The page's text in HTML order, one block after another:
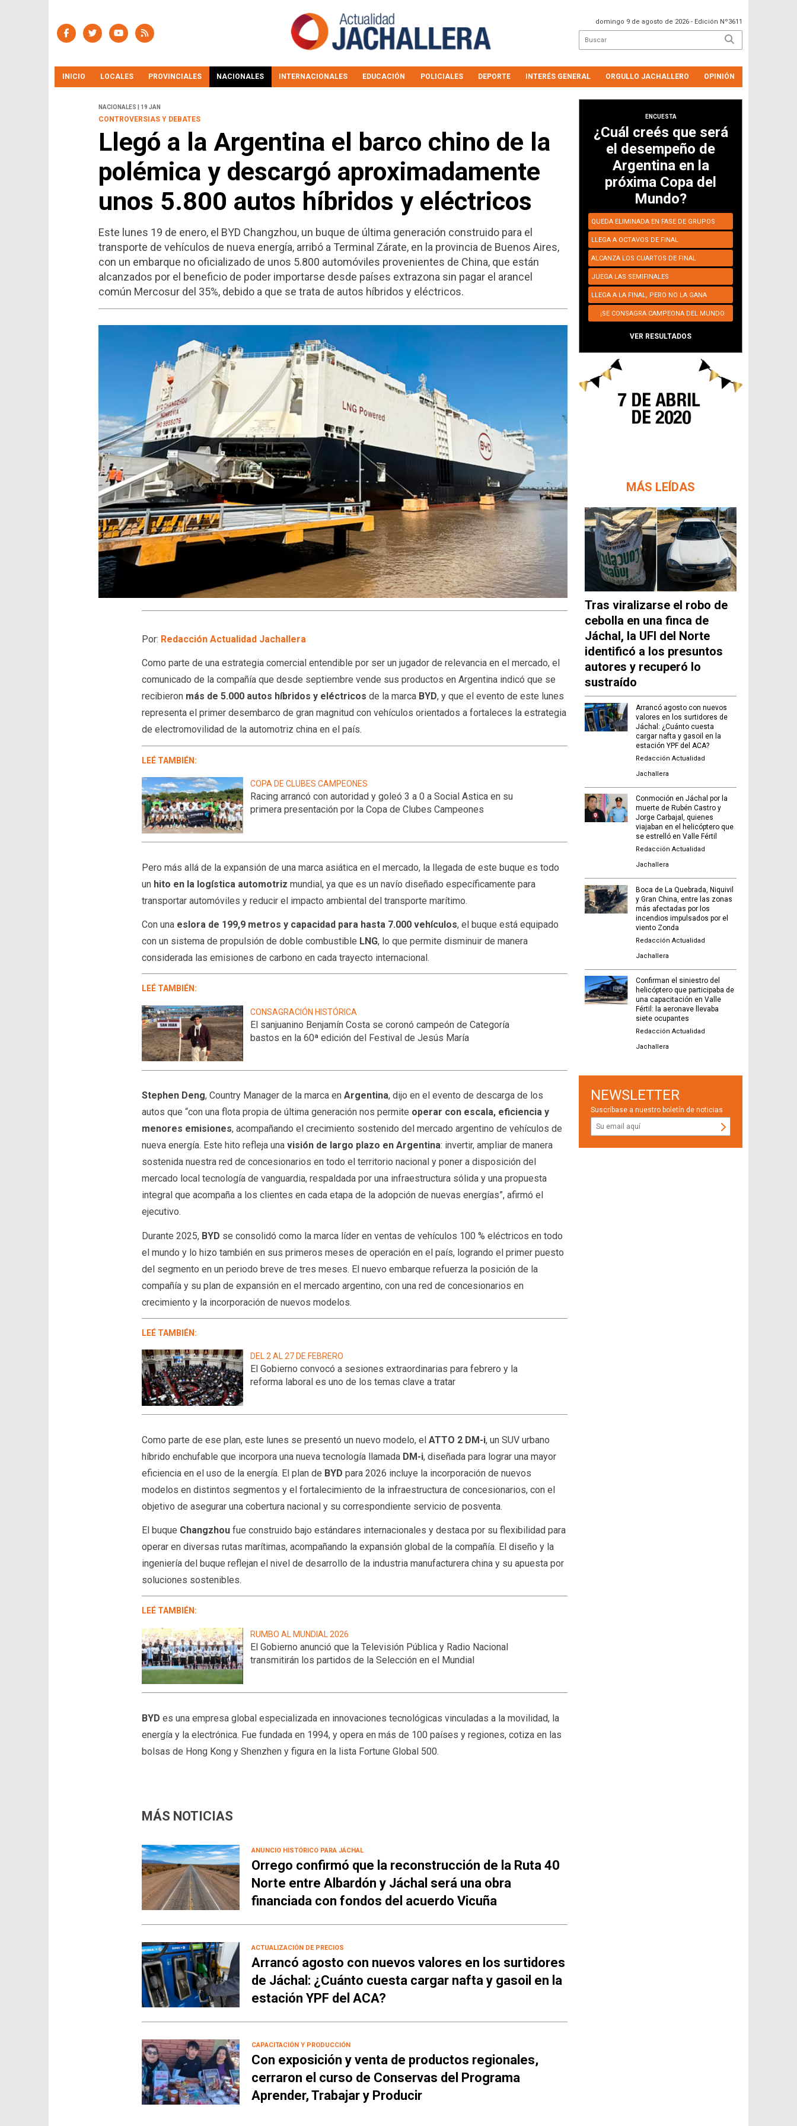
domingo 9 de agosto de 2026 - Edición Nº3611
INICIO LOCALES PROVINCIALES NACIONALES INTERNACIONALES EDUCACIÓN POLICIALES DEPORTE INTERÉS GENERAL ORGULLO JACHALLERO OPINIÓN
NACIONALES | 19 JAN
CONTROVERSIAS Y DEBATES
Llegó a la Argentina el barco chino de la
polémica y descargó aproximadamente
unos 5.800 autos híbridos y eléctricos
Este lunes 19 de enero, el BYD Changzhou, un buque de última generación construido para el
transporte de vehículos de nueva energía, arribó a Terminal Zárate, en la provincia de Buenos Aires,
con un embarque no oficializado de unos 5.800 automóviles provenientes de China, que están
alcanzados por el beneficio de poder importarse desde países extrazona sin pagar el arancel
común Mercosur del 35%, debido a que se trata de autos híbridos y eléctricos.
Por: Redacción Actualidad Jachallera
Como parte de una estrategia comercial entendible por ser un jugador de relevancia en el mercado, el
comunicado de la compañía que desde septiembre vende sus productos en Argentina indicó que se
recibieron más de 5.000 autos híbridos y eléctricos de la marca BYD, y que el evento de este lunes
representa el primer desembarco de gran magnitud con vehículos orientados a fortaleces la estrategia
de electromovilidad de la automotriz china en el país.
LEÉ TAMBIÉN:
COPA DE CLUBES CAMPEONES
Racing arrancó con autoridad y goleó 3 a 0 a Social Astica en su
primera presentación por la Copa de Clubes Campeones
Pero más allá de la expansión de una marca asiática en el mercado, la llegada de este buque es todo
un hito en la logística automotriz mundial, ya que es un navío diseñado específicamente para
transportar automóviles y reducir el impacto ambiental del transporte marítimo.
Con una eslora de 199,9 metros y capacidad para hasta 7.000 vehículos, el buque está equipado
con un sistema de propulsión de doble combustible LNG, lo que permite disminuir de manera
considerada las emisiones de carbono en cada trayecto internacional.
LEÉ TAMBIÉN:
CONSAGRACIÓN HISTÓRICA
El sanjuanino Benjamín Costa se coronó campeón de Categoría
bastos en la 60ª edición del Festival de Jesús María
Stephen Deng, Country Manager de la marca enArgentina, dijo en el evento de descarga de los
autos que “con una flota propia de última generación nos permite operar con escala, eficiencia y
menores emisiones, acompañando el crecimiento sostenido del mercado argentino de vehículos de
nueva energía. Este hito refleja unavisión de largo plazo en Argentina: invertir, ampliar de manera
sostenida nuestra red de concesionarios en todo el territorio nacional y poner a disposición del
mercado local tecnología de vanguardia, respaldada por una infraestructura sólida y una propuesta
integral que acompaña a los clientes en cada etapa de la adopción de nuevas energías”, afirmó el
ejecutivo.
Durante 2025, BYD se consolidó como la marca líder en ventas de vehículos 100 % eléctricos en todo
el mundo y lo hizo también en sus primeros meses de operación en el país, logrando el primer puesto
del segmento en un periodo breve de tres meses. El nuevo embarque refuerza la posición de la
compañía y su plan de expansión en el mercado argentino, con una red de concesionarios en
crecimiento y la incorporación de nuevos modelos.
LEÉ TAMBIÉN:
DEL 2 AL 27 DE FEBRERO
El Gobierno convocó a sesiones extraordinarias para febrero y la
reforma laboral es uno de los temas clave a tratar
Como parte de ese plan, este lunes se presentó un nuevo modelo, elATTO 2 DM-i, un SUV urbano
híbrido enchufable que incorpora una nueva tecnología llamada DM-i, diseñada para lograr una mayor
eficiencia en el uso de la energía. El plan de BYD para 2026 incluye la incorporación de nuevos
modelos en distintos segmentos y el fortalecimiento de la infraestructura de concesionarios, con el
objetivo de asegurar una cobertura nacional y su correspondiente servicio de posventa.
El buque Changzhou fue construido bajo estándares internacionales y destaca por su flexibilidad para
operar en diversas rutas marítimas, acompañando la expansión global de la compañía. El diseño y la
ingeniería del buque reflejan el nivel de desarrollo de la industria manufacturera china y su apuesta por
soluciones sostenibles.
LEÉ TAMBIÉN:
RUMBO AL MUNDIAL 2026
El Gobierno anunció que la Televisión Pública y Radio Nacional
transmitirán los partidos de la Selección en el Mundial
BYD es una empresa global especializada en innovaciones tecnológicas vinculadas a la movilidad, la
energía y la electrónica. Fue fundada en 1994, y opera en más de 100 países y regiones, cotiza en las
bolsas de Hong Kong y Shenzhen y figura en la lista Fortune Global 500.
MÁS NOTICIAS
ANUNCIO HISTÓRICO PARA JÁCHAL
Orrego confirmó que la reconstrucción de la Ruta 40
Norte entre Albardón y Jáchal será una obra
financiada con fondos del acuerdo Vicuña
ACTUALIZACIÓN DE PRECIOS
Arrancó agosto con nuevos valores en los surtidores
de Jáchal: ¿Cuánto cuesta cargar nafta y gasoil en la
estación YPF del ACA?
CAPACITACIÓN Y PRODUCCIÓN
Con exposición y venta de productos regionales,
cerraron el curso de Conservas del Programa
Aprender, Trabajar y Producir
ENCUESTA
¿Cuál creés que será
el desempeño de
Argentina en la
próxima Copa del
Mundo?
QUEDA ELIMINADA EN FASE DE GRUPOS
LLEGA A OCTAVOS DE FINAL
ALCANZA LOS CUARTOS DE FINAL
JUEGA LAS SEMIFINALES
LLEGA A LA FINAL, PERO NO LA GANA
¡SE CONSAGRA CAMPEONA DEL MUNDO
VER RESULTADOS
MÁS LEÍDAS
Tras viralizarse el robo de
cebolla en una finca de
Jáchal, la UFI del Norte
identificó a los presuntos
autores y recuperó lo
sustraído
Arrancó agosto con nuevos
valores en los surtidores de
Jáchal: ¿Cuánto cuesta
cargar nafta y gasoil en la
estación YPF del ACA?
Redacción Actualidad
Jachallera
Conmoción en Jáchal por la
muerte de Rubén Castro y
Jorge Carbajal, quienes
viajaban en el helicóptero que
se estrelló en Valle Fértil
Redacción Actualidad
Jachallera
Boca de La Quebrada, Niquivil
y Gran China, entre las zonas
más afectadas por los
incendios impulsados por el
viento Zonda
Redacción Actualidad
Jachallera
Confirman el siniestro del
helicóptero que participaba de
una capacitación en Valle
Fértil: la aeronave llevaba
siete ocupantes
Redacción Actualidad
Jachallera
NEWSLETTER
Suscríbase a nuestro boletín de noticias